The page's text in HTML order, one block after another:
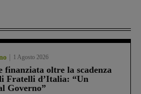
1 Agosto 2026
finanziata oltre la scadenza
Fratelli d’Italia: “Un
Governo”